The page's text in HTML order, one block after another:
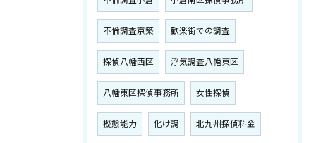
不倫調査京築 歓楽街での調査
探偵八幡西区 浮気調査八幡東区
八幡東区探偵事務所 女性探偵
擬態能力 化け調 北九州探偵料金